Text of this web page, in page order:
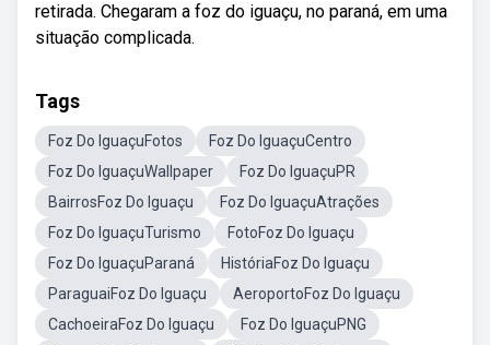
retirada. Chegaram a foz do iguaçu, no paraná, em uma
situação complicada.
Tags
Foz Do IguaçuFotos
Foz Do IguaçuCentro
Foz Do IguaçuWallpaper
Foz Do IguaçuPR
BairrosFoz Do Iguaçu
Foz Do IguaçuAtrações
Foz Do IguaçuTurismo
FotoFoz Do Iguaçu
Foz Do IguaçuParaná
HistóriaFoz Do Iguaçu
ParaguaiFoz Do Iguaçu
AeroportoFoz Do Iguaçu
CachoeiraFoz Do Iguaçu
Foz Do IguaçuPNG